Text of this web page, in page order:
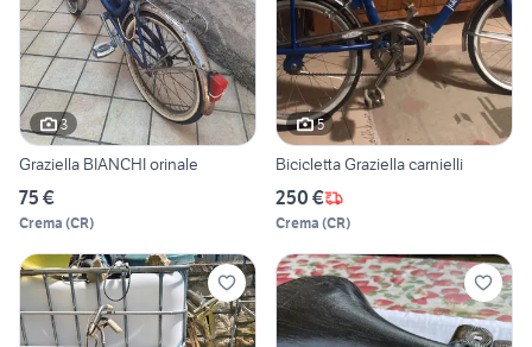
3
Graziella BIANCHI orinale
75 €
Crema (CR)
5
Bicicletta Graziella carnielli
250 €
Crema (CR)